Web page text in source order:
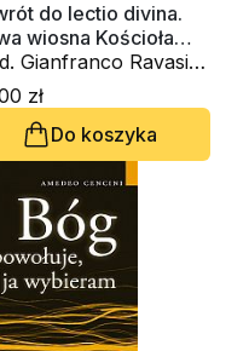
do lectio divina.
wiosna Kościoła
audiobook)
Gianfranco Ravasi,
Gargano
Amedeo
FdCC, ks.
Chrostowski,
Krzysztof Grzywocz
zł
Do koszyka